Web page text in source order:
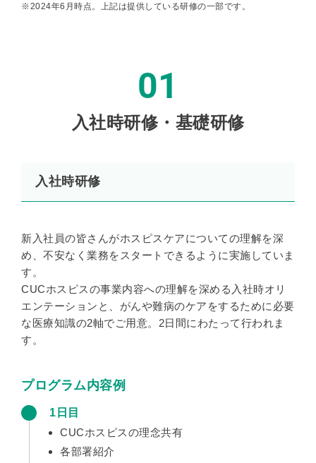
※2024年6月時点。上記は提供している研修の一部です。
01
入社時研修・基礎研修
入社時研修
新入社員の皆さんがホスピスケアについての理解を深
め、不安なく業務をスタートできるように実施していま
す。
CUCホスピスの事業内容への理解を深める入社時オリ
エンテーションと、がんや難病のケアをするために必要
な医療知識の2軸でご用意。2日間にわたって行われま
す。
プログラム内容例
1日目
CUCホスピスの理念共有
各部署紹介